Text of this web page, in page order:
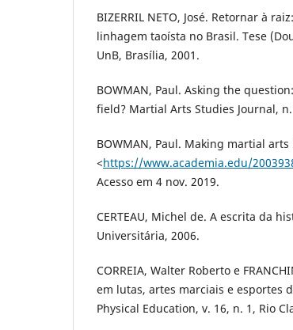
BIZERRIL NETO, José. Retornar à
linhagem taoísta no Brasil. Tese
UnB, Brasília, 2001.
BOWMAN, Paul. Asking the
field? Martial Arts Studies Journal,
BOWMAN, Paul. Making martial
<https://www.academia.edu/
Acesso em 4 nov. 2019.
CERTEAU, Michel de. A escrita da
Universitária, 2006.
CORREIA, Walter Roberto e
em lutas, artes marciais e esportes
Physical Education, v. 16, n. 1, Rio